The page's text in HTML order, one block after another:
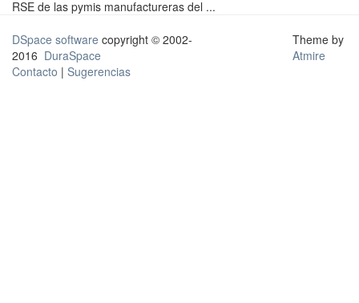
RSE de las pymis manufactureras del ...
DSpace software copyright © 2002-
2016 DuraSpace
Contacto | Sugerencias
Theme by
Atmire